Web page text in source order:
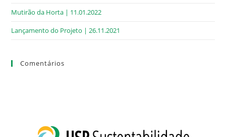
Mutirão da Horta | 11.01.2022
Lançamento do Projeto | 26.11.2021
Comentários